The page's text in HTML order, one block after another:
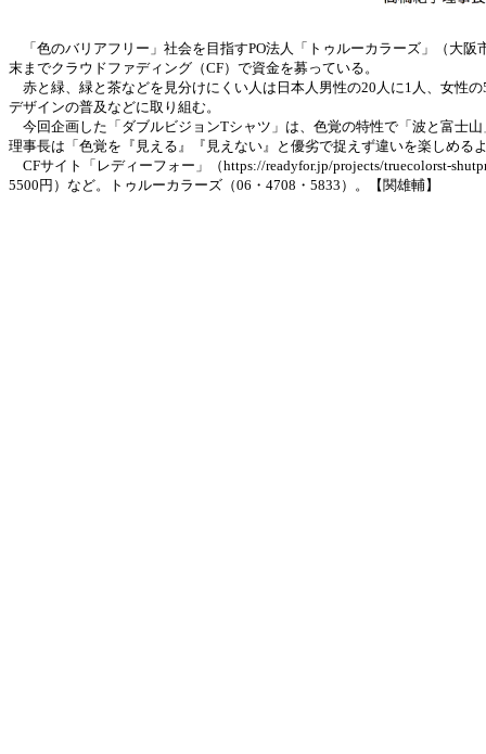
「色のバリアフリー」社会を目指すPO法人「トゥルーカラーズ」（大
末までクラウドファディング（CF）で資金を募っている。
赤と緑、緑と茶などを見分けにくい人は日本人男性の20人に1人、女性
デザインの普及などに取り組む。
今回企画した「ダブルビジョンTシャツ」は、色覚の特性で「波と富士
理事長は「色覚を『見える』『見えない』と優劣で捉えず違いを楽しめる
CFサイト「レディーフォー」（https://readyfor.jp/projects/truecolorst-
5500円）など。トゥルーカラーズ（06・4708・5833）。【関雄輔】